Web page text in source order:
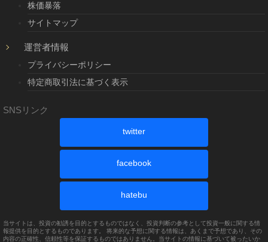
株価暴落
サイトマップ
運営者情報
プライバシーポリシー
特定商取引法に基づく表示
SNSリンク
twitter
facebook
hatebu
当サイトは、投資の勧誘を目的とするものではなく、投資判断の参考として投資一般に関する情
報提供を目的とするものであります。 将来的な予想に関する情報は、あくまで予想であり、その
内容の正確性、信頼性等を保証するものではありません。当サイトの情報に基づいて被ったいか